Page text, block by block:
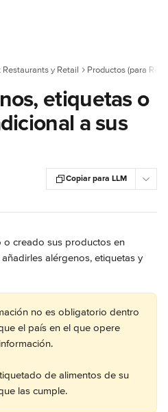
Restaurants y Retail Productos (para
etiquetas o
a sus
Copiar para LLM
o creado sus productos en
alérgenos, etiquetas y
no es obligatorio dentro
el país en el que opere
de alimentos de su
las cumple.